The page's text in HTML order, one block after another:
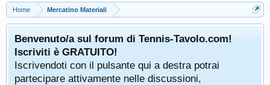
Home Mercatino Materiali
Benvenuto/a sul forum di Tennis-Tavolo.com!
Iscriviti è GRATUITO!
Iscrivendoti con il pulsante qui a destra potrai
partecipare attivamente nelle discussioni,